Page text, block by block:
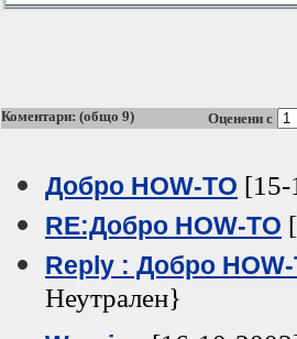
Коментари: (общо 9) Оценени с
Добро HOW-TO [15-
RE:Добро HOW-TO
Reply : Добро
Неутрален}